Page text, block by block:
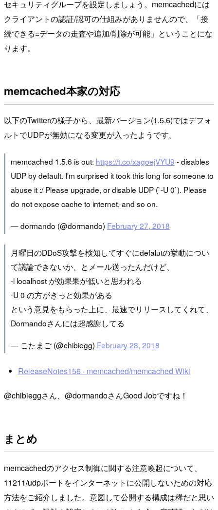
セキュリティグループを設定しましょう。memcachedには
クライアントの認証/認可の仕組みがありませんので、「接
続できる=データの走査や追加/削除が可能」ということにな
ります。
memcached本家の対応
以下のTwitterの様子から、最新バージョン(1.5.6)ではデフォ
ルトでUDPが無効になる変更が入ったようです。
memcached 1.5.6 is out: https://t.co/xagoejVYU9 - disables
UDP by default. I'm surprised it took this long for someone to
abuse it :/ Please upgrade, or disable UDP (`-U 0`). Please
do not expose cache to internet, and so on.
— dormando (@dormando) February 27, 2018
月曜日のDDoS攻撃を検知してすぐにdefalutの挙動につい
て議論できないか、とメール送ったんだけど、
-l localhost が効果果が低いと思われる
-U 0 の方がきっと効果がある
という意見をもらった上に、最速でリリースしてくれて、
Dormandoさんには超感謝してる
— こたまご (@chibiegg) February 28, 2018
ReleaseNotes156 · memcached/memcached Wiki
@chibieggさん、@dormandoさんGood Jobですね！
まとめ
memcachedのアクセス制御に関する注意喚起について、
11211/udpポートをインターネットに公開しないための対応
方法をご紹介しました。意図して公開する構成は稀だと思い